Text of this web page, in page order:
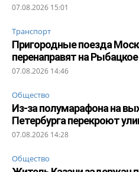
07.08.2026 15:01
Транспорт
Пригородные поезда
перенаправят на Рыбацкое
07.08.2026 14:46
Общество
Из-за полумарафона на
Петербурга перекроют
07.08.2026 14:28
Общество